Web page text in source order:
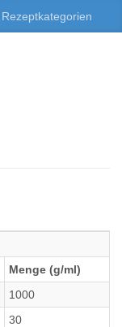
Rezeptkategorien
Menge (g/ml)
1000
30